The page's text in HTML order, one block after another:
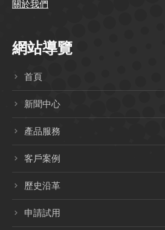
關於我們
網站導覽
首頁
新聞中心
產品服務
客戶案例
歷史沿革
申請試用